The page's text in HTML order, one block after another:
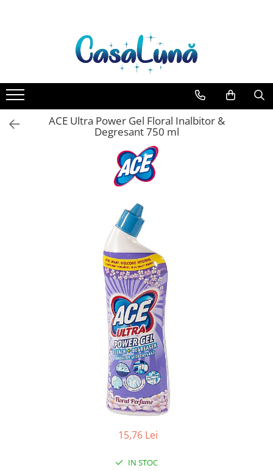
Toate Produsele
Gamma D'ORO Odorizant Cu
Betisoare 120 ml
EYFEL
EYFEL Odorizant Auto 10 ml
EYFEL Spray Odorizant 400 ml
LORIS Odorizant cu Betisoare 120
Apret & solutii speciale
Solutie de intretinere textile
ACE Ultra Power Gel Floral Inalbitor &
Degresant 750 ml
15,76 Lei
IN STOC